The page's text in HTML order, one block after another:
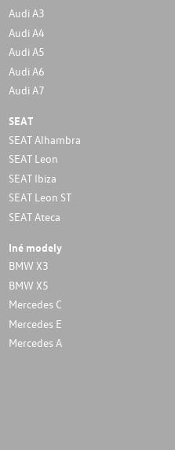
Audi A3
Audi A4
Audi A5
Audi A6
Audi A7
SEAT
SEAT Alhambra
SEAT Leon
SEAT Ibiza
SEAT Leon ST
SEAT Ateca
Iné modely
BMW X3
BMW X5
Mercedes C
Mercedes E
Mercedes A